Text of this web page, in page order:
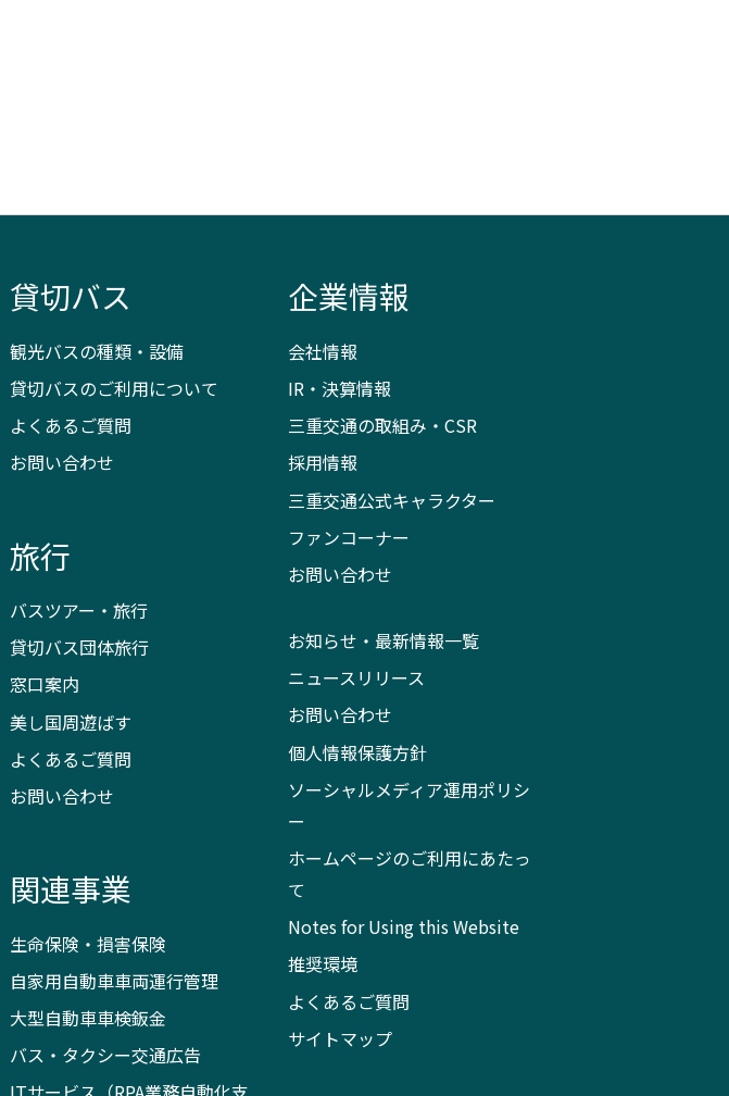
貸切バス
観光バスの種類・設備
貸切バスのご利用について
よくあるご質問
お問い合わせ
旅行
バスツアー・旅行
貸切バス団体旅行
窓口案内
美し国周遊ばす
よくあるご質問
お問い合わせ
関連事業
生命保険・損害保険
自家用自動車車両運行管理
大型自動車車検鈑金
バス・タクシー交通広告
企業情報
会社情報
IR・決算情報
三重交通の取組み・CSR
採用情報
三重交通公式キャラクター
ファンコーナー
お問い合わせ
お知らせ・最新情報一覧
ニュースリリース
お問い合わせ
個人情報保護方針
ソーシャルメディア運用ポリシ
ー
ホームページのご利用にあたっ
て
Notes for Using this Website
推奨環境
よくあるご質問
サイトマップ